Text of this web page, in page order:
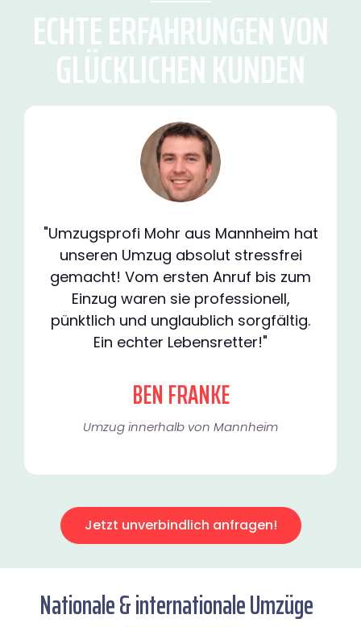
ECHTE ERFAHRUNGEN VON
GLÜCKLICHEN KUNDEN
"Umzugsprofi Mohr aus Mannheim hat
unseren Umzug absolut stressfrei
gemacht! Vom ersten Anruf bis zum
Einzug waren sie professionell,
pünktlich und unglaublich sorgfältig.
Ein echter Lebensretter!"
BEN FRANKE
Umzug innerhalb von Mannheim​
Jetzt unverbindlich anfragen!
Nationale & internationale Umzüge